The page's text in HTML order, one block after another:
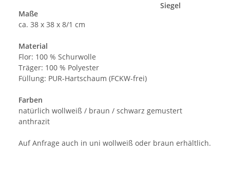
Maße
ca. 38 x 38 x 8/1 cm
Material
Flor: 100 % Schurwolle
Träger: 100 % Polyester
Füllung: PUR-Hartschaum (FCKW-frei)
Farben
natürlich wollweiß / braun / schwarz gemustert
anthrazit
Auf Anfrage auch in uni wollweiß oder braun erhältlich.